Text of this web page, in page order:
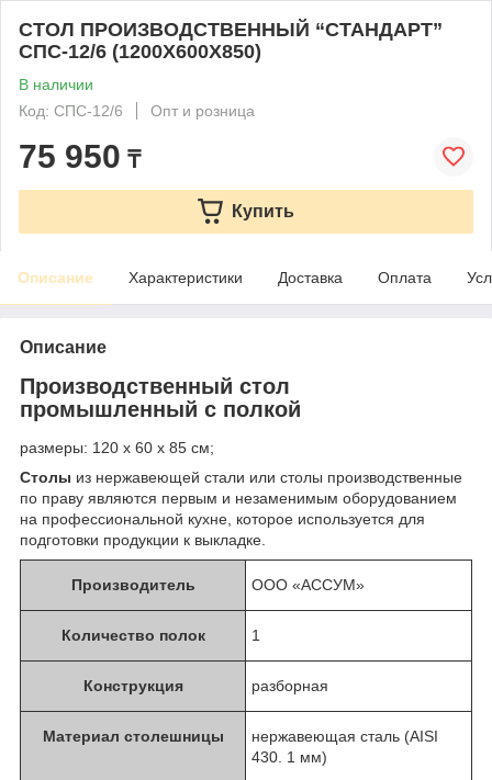
СТОЛ ПРОИЗВОДСТВЕННЫЙ “СТАНДАРТ”
СПС-12/6 (1200Х600Х850)
В наличии
Код: СПС-12/6
Опт и розница
75 950 ₸
Купить
Описание Характеристики Доставка Оплата
Описание
Производственный стол
промышленный с полкой
размеры: 120 х 60 х 85 см;
Столы из нержавеющей стали или столы производственные
по праву являются первым и незаменимым оборудованием
на профессиональной кухне, которое используется для
подготовки продукции к выкладке.
Производитель ООО «АССУМ»
Количество полок 1
Конструкция разборная
Материал столешницы
нержавеющая сталь (AISI
430. 1 мм)